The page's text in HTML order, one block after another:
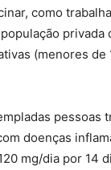
como
privada
(menores de
pessoas
doenças
mg/dia por 14